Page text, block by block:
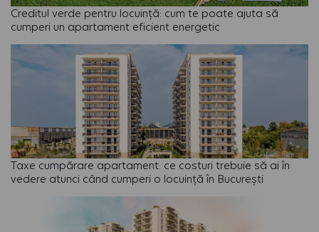
Creditul verde pentru locuință: cum te poate ajuta să
cumperi un apartament eficient energetic
Taxe cumpărare apartament: ce costuri trebuie să ai în
vedere atunci când cumperi o locuință în București